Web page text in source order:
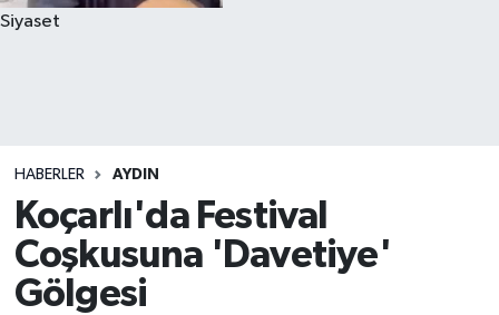
Siyaset
HABERLER AYDIN
Koçarlı'da Festival
Coşkusuna 'Davetiye'
Gölgesi